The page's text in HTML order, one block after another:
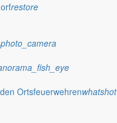
restore
photo_camera
Ortsfeuerwehrenwhatshot